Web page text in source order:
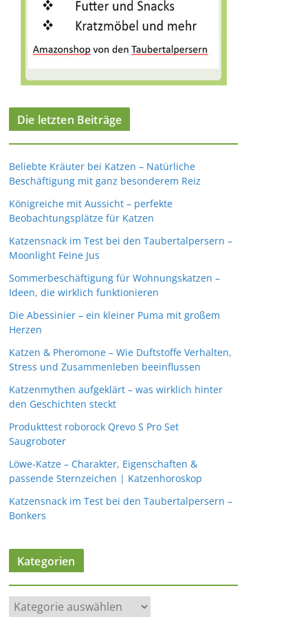
Die letzten Beiträge
Beliebte Kräuter bei Katzen – Natürliche
Beschäftigung mit ganz besonderem Reiz
Königreiche mit Aussicht – perfekte
Beobachtungsplätze für Katzen
Katzensnack im Test bei den Taubertalpersern –
Moonlight Feine Jus
Sommerbeschäftigung für Wohnungskatzen –
Ideen, die wirklich funktionieren
Die Abessinier – ein kleiner Puma mit großem
Herzen
Katzen & Pheromone – Wie Duftstoffe Verhalten,
Stress und Zusammenleben beeinflussen
Katzenmythen aufgeklärt – was wirklich hinter
den Geschichten steckt
Produkttest roborock Qrevo S Pro Set
Saugroboter
Löwe-Katze – Charakter, Eigenschaften &
passende Sternzeichen | Katzenhoroskop
Katzensnack im Test bei den Taubertalpersern –
Bonkers
Kategorien